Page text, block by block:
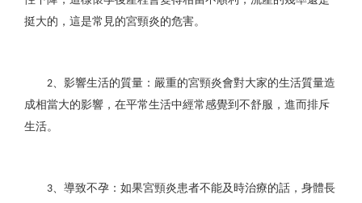
挺大的，這是常見的宮頸炎的危害。
2、影響生活的質量：嚴重的宮頸炎會對大家的生活質量造
成相當大的影響，在平常生活中經常感覺到不舒服，進而排斥
生活。
3、導致不孕：如果宮頸炎患者不能及時治療的話，身體長